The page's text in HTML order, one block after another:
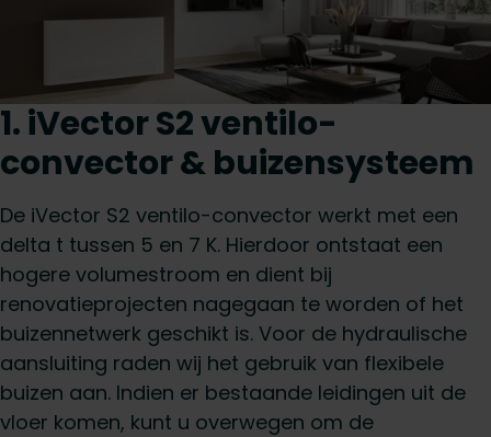
1. iVector S2 ventilo-
convector & buizensysteem
De iVector S2 ventilo-convector werkt met een
delta t tussen 5 en 7 K. Hierdoor ontstaat een
hogere volumestroom en dient bij
renovatieprojecten nagegaan te worden of het
buizennetwerk geschikt is. Voor de hydraulische
aansluiting raden wij het gebruik van flexibele
buizen aan. Indien er bestaande leidingen uit de
vloer komen, kunt u overwegen om de